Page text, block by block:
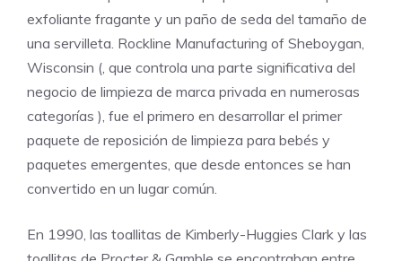
exfoliante fragante y un paño de seda del tamaño de
una servilleta. Rockline Manufacturing of Sheboygan,
Wisconsin (, que controla una parte significativa del
negocio de limpieza de marca privada en numerosas
categorías ), fue el primero en desarrollar el primer
paquete de reposición de limpieza para bebés y
paquetes emergentes, que desde entonces se han
convertido en un lugar común.
En 1990, las toallitas de Kimberly-Huggies Clark y las